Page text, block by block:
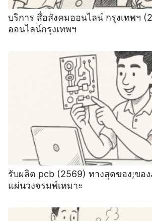
บริการ สื่อสังคมออนไลน์ กรุงเทพฯ
ออนไลน์กรุงเทพฯ
รับผลิต pcb (2569) ทางสุดของ;ขอ
แผ่นวงจรมพ์เหมาะ